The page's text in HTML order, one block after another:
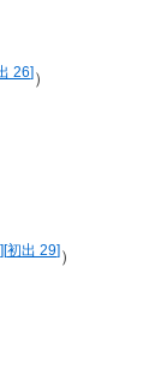
26] ）
][初出 29] ）